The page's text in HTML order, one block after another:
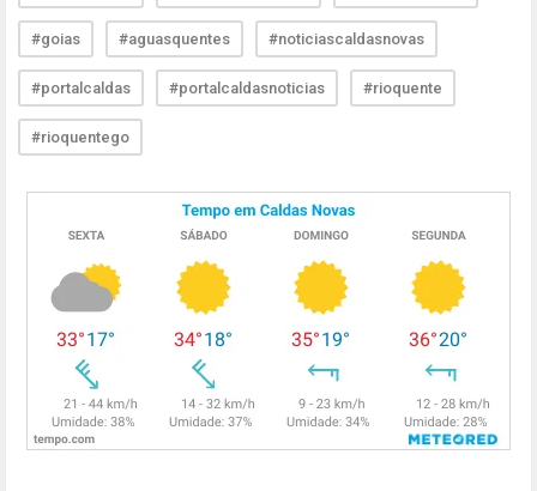
#goias #aguasquentes #noticiascaldasnovas
#portalcaldas #portalcaldasnoticias #rioquente
#rioquentego